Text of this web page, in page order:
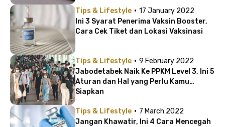
Tips & Lifestyle · 17 January 2022
Ini 3 Syarat Penerima Vaksin Booster,
Cara Cek Tiket dan Lokasi Vaksinasi
Tips & Lifestyle · 9 February 2022
Jabodetabek Naik Ke PPKM Level 3, Ini 5
Aturan dan Hal yang Perlu Kamu
Siapkan
Tips & Lifestyle · 7 March 2022
Jangan Khawatir, Ini 4 Cara Mencegah